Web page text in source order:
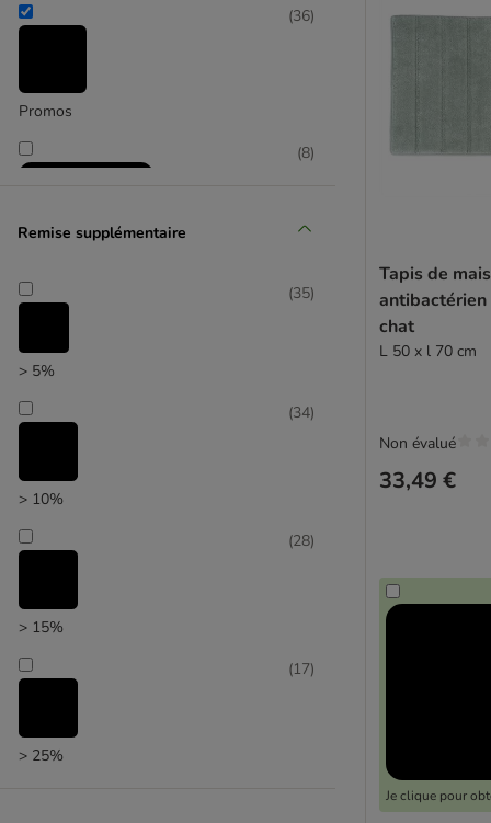
Promos
(36)
(8)
Remise supplémentaire
> 5%
(35)
> 10%
(34)
> 15%
(28)
> 25%
(17)
Tapis de
antibactérien
chat
L 50 x l 70 cm
33,49 €
Je clique pour
Non évalué